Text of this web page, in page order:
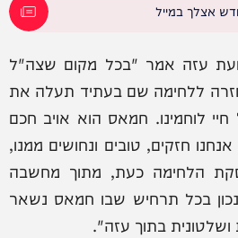
אצלך במייל
עזה אמר "בכל מקום שצה"ל
ללחימה שם בעתיד תעלה את
לוחמינו. חמאס הוא אויב חכם
חזקים, טובים ונחושים ממנו,
הלחימה כעת, מתוך מחשבה
בכל תרחיש שבו חמאס נשאר
בתוך עזה".